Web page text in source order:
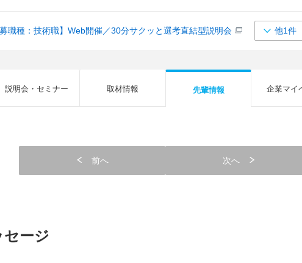
募職種：技術職】Web開催／30分サクッと選考直結型説明会 他1件
説明会・セミナー 取材情報 先輩情報 企業マイ
前へ 次へ
セージ